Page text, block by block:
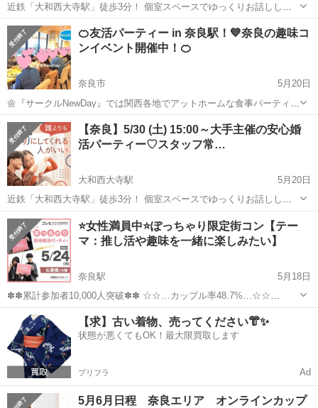
近鉄「大和西大寺駅」徒歩3分！ 個室スペースでゆっくりお話しして
いただけます♪ ■今回のテーマ ～次の恋人と結婚したい💗初婚の男
女～ 将来は何でも話せる仲のいい夫婦になりたい。 “幸せ”にな
れる真の...
奈良 奈良市 大和西大寺駅 パーティー IBJ
🍊友活パーティー in 奈良駅！💙奈良の趣味コ
ンイベント開催中！🍊
奈良市
5月20日
🌼『サークルNewDay』では関西各地でアットホームな食事パーティー
や楽しいアウトドア散策などの趣味コンイベントを開催中！🌼 💛楽し
く恋活・友達作りできるサークルですよ！💛 🍹今回は奈良駅付近のお
洒落な店で2時間...
奈良 奈良市 パーティー
【奈良】5/30 (土) 15:00～大手主催の安心婚
活パーティー♡スタッフ常…
大和西大寺駅
5月20日
近鉄「大和西大寺駅」徒歩3分！ 個室スペースでゆっくりお話しして
いただけます♪ 東証プライム上場企業「IBJ」が運営するIBJMatching
は、 安心・安全な婚活パーティーです！ ■お申し込み・詳細はこ...
奈良 奈良市 大和西大寺駅 パーティー IBJ
⭐女性満員中⭐ぽっちゃり限定街コン【テー
マ：推し活や趣味を一緒に楽しみたい】
奈良駅
5月18日
✽✽累計参加者10,000人突破✽✽ ☆☆…カップル率48.7%…☆☆
★゜･｡･｡･゜☆゜･｡･｡･゜★ 【ぽっちゃり＆みけぽ女性】と 【ぽちゃ
好き男性】限定パーティ ★゜･｡･｡･゜☆゜･｡･｡･゜★ ...
奈良 奈良駅 パーティー ぽっちゃり
【求】古い着物、売ってください👘✨
状態が悪くてもOK！最大限買取します
プリフラ Ad
5月6月日程 奈良エリア オンラインカップ